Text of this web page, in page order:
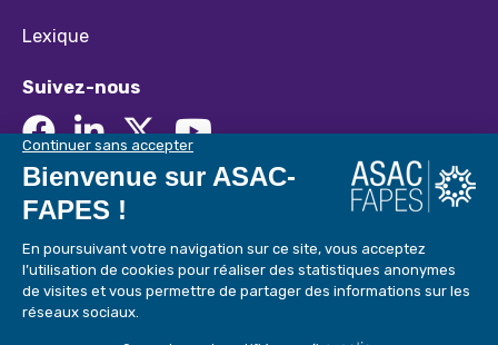
Lexique
Suivez-nous
Mentions Légales
Politique de confidentialité
Vigilance Fraude
Tous droits réservés © ASAC FAPES